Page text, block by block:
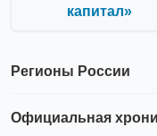
капитал»
Регионы России
Официальная